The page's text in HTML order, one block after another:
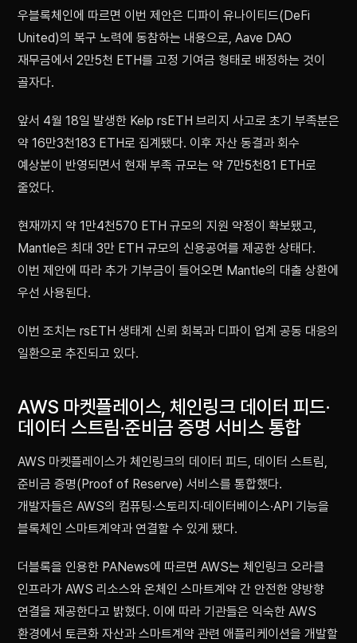
우블록체인에 따르면 이번 제안은 디파이 유나이티드(DeFi
United)의 복구 노력에 동참하는 내용으로, Aave DAO
재무금에서 2만5천 ETH를 고정 기여금 형태로 배정하는 것이
골자다.
앞서 4월 18일 발생한 Kelp rsETH 브리지 사고로 초기 부족분은
약 16만3천183 ETH로 집계됐다. 이후 자산 동결과 회수
예상분이 반영되면서 현재 부족 규모는 약 7만5천81 ETH로
줄었다.
현재까지 약 1만4천570 ETH 규모의 지원 약정이 확보됐고,
Mantle은 최대 3만 ETH 규모의 신용공여를 제공한 상태다.
이번 제안에 따라 추가 기부금이 들어오면 Mantle의 대출 상환에
우선 사용된다.
이번 조치는 rsETH 생태계 신뢰 회복과 디파이 업계 공동 대응의
일환으로 추진되고 있다.
AWS 마켓플레이스, 체인링크 데이터 피드·
데이터 스트림·준비금 증명 서비스 통합
AWS 마켓플레이스가 체인링크의 데이터 피드, 데이터 스트림,
준비금 증명(Proof of Reserve) 서비스를 통합했다.
개발자들은 AWS의 컴퓨팅·스토리지·데이터베이스·API 기능을
블록체인 스마트계약과 연결할 수 있게 됐다.
더블록을 인용한 PANews에 따르면 AWS는 체인링크 오라클
인프라가 AWS 리소스와 온체인 스마트계약 간 안전한 양방향
연결을 제공한다고 밝혔다. 이에 따라 기관들은 익숙한 AWS
환경에서 토큰화 자산과 스마트계약 관련 애플리케이션을 개발할